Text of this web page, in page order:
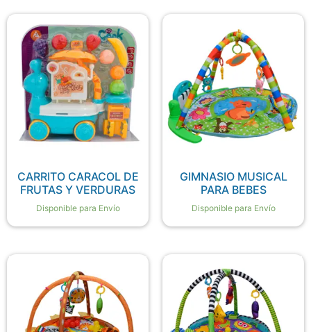
CARRITO CARACOL DE
FRUTAS Y VERDURAS
Disponible para Envío
GIMNASIO MUSICAL
PARA BEBES
Disponible para Envío